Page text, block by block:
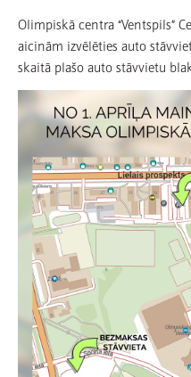
Olimpiskā centra “Ventspils”
aicinām izvēlēties auto
skaitā plašo auto stāvvietu